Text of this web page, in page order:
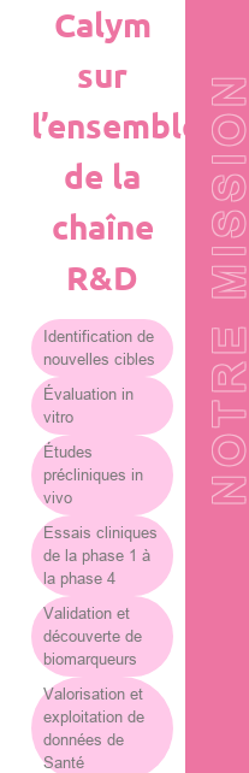
Calym
sur
l’ensemble
de la
chaîne
R&D
Identification de
nouvelles cibles
Évaluation in
vitro
Études
précliniques in
vivo
Essais cliniques
de la phase 1 à
la phase 4
Validation et
découverte de
biomarqueurs
Valorisation et
exploitation de
données de
Santé
NOTRE MISSION